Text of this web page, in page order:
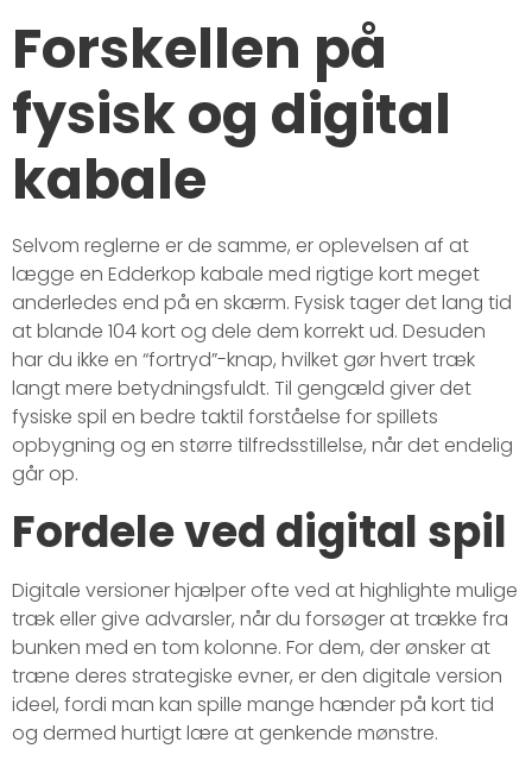
Forskellen på
fysisk og digital
kabale
Selvom reglerne er de samme, er oplevelsen af at
lægge en Edderkop kabale med rigtige kort meget
anderledes end på en skærm. Fysisk tager det lang tid
at blande 104 kort og dele dem korrekt ud. Desuden
har du ikke en “fortryd”-knap, hvilket gør hvert træk
langt mere betydningsfuldt. Til gengæld giver det
fysiske spil en bedre taktil forståelse for spillets
opbygning og en større tilfredsstillelse, når det endelig
går op.
Fordele ved digital spil
Digitale versioner hjælper ofte ved at highlighte mulige
træk eller give advarsler, når du forsøger at trække fra
bunken med en tom kolonne. For dem, der ønsker at
træne deres strategiske evner, er den digitale version
ideel, fordi man kan spille mange hænder på kort tid
og dermed hurtigt lære at genkende mønstre.